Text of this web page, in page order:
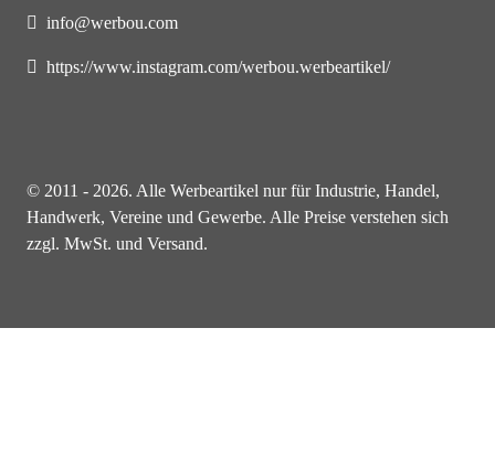
info@werbou.com
https://www.instagram.com/werbou.werbeartikel/
© 2011 - 2026. Alle Werbeartikel nur für Industrie, Handel,
Handwerk, Vereine und Gewerbe. Alle Preise verstehen sich
zzgl. MwSt. und Versand.